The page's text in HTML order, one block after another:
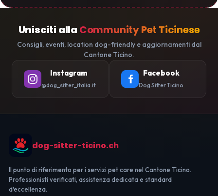
Unisciti alla Community Pet Ticinese
Consigli, eventi, location dog-friendly e aggiornamenti dal
Cantone Ticino.
Instagram
@dog_sitter_italia.it
Facebook
Dog Sitter Ticino
dog-sitter-ticino.ch
Il punto di riferimento per i servizi pet care nel Cantone Ticino.
Professionisti verificati, assistenza dedicata e standard
d'eccellenza.